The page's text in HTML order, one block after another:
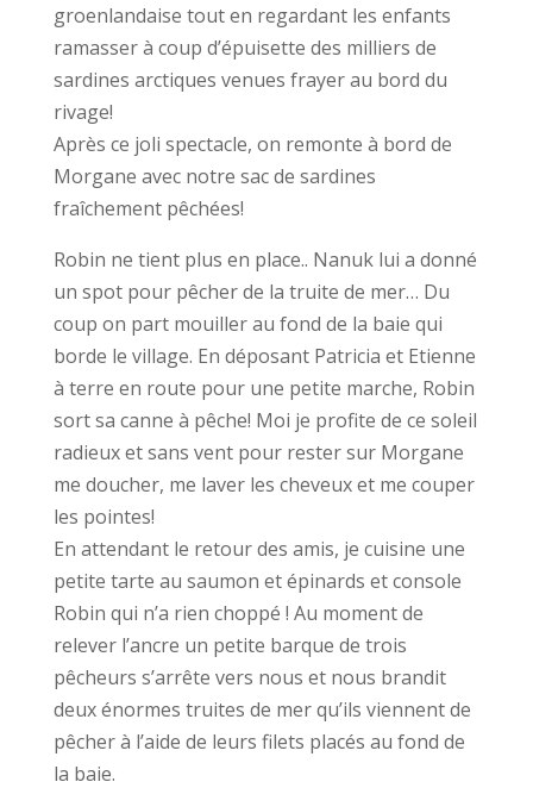
groenlandaise tout en regardant les enfants
ramasser à coup d’épuisette des milliers de
sardines arctiques venues frayer au bord du
rivage!
Après ce joli spectacle, on remonte à bord de
Morgane avec notre sac de sardines
fraîchement pêchées!
Robin ne tient plus en place.. Nanuk lui a donné
un spot pour pêcher de la truite de mer… Du
coup on part mouiller au fond de la baie qui
borde le village. En déposant Patricia et Etienne
à terre en route pour une petite marche, Robin
sort sa canne à pêche! Moi je profite de ce soleil
radieux et sans vent pour rester sur Morgane
me doucher, me laver les cheveux et me couper
les pointes!
En attendant le retour des amis, je cuisine une
petite tarte au saumon et épinards et console
Robin qui n’a rien choppé ! Au moment de
relever l’ancre un petite barque de trois
pêcheurs s’arrête vers nous et nous brandit
deux énormes truites de mer qu’ils viennent de
pêcher à l’aide de leurs filets placés au fond de
la baie.